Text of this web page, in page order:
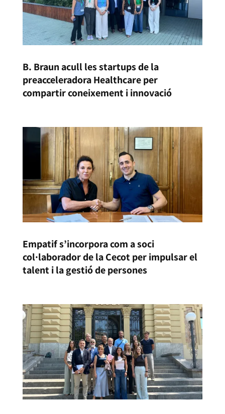
B. Braun acull les startups de la
preacceleradora Healthcare per
compartir coneixement i innovació
Empatif s’incorpora com a soci
col·laborador de la Cecot per impulsar el
talent i la gestió de persones